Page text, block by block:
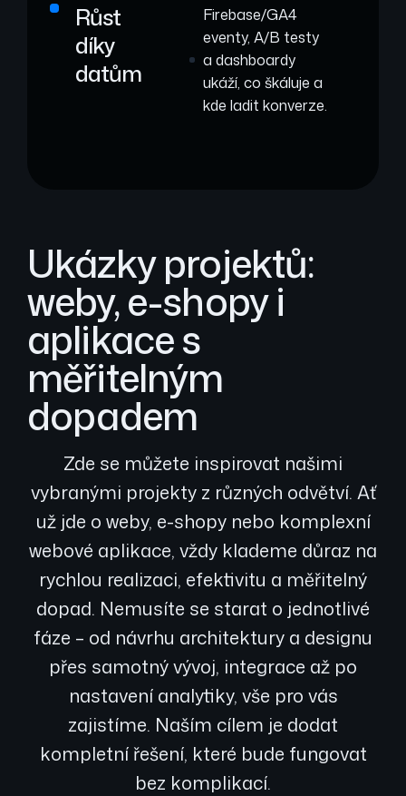
Růst
díky
datům
Firebase/GA4
eventy, A/B testy
a dashboardy
ukáží, co škáluje a
kde ladit konverze.
Ukázky projektů:
weby, e-shopy i
aplikace s
měřitelným
dopadem
Zde se můžete inspirovat našimi
vybranými projekty z různých odvětví. Ať
už jde o weby, e-shopy nebo komplexní
webové aplikace, vždy klademe důraz na
rychlou realizaci, efektivitu a měřitelný
dopad. Nemusíte se starat o jednotlivé
fáze – od návrhu architektury a designu
přes samotný vývoj, integrace až po
nastavení analytiky, vše pro vás
zajistíme. Naším cílem je dodat
kompletní řešení, které bude fungovat
bez komplikací.